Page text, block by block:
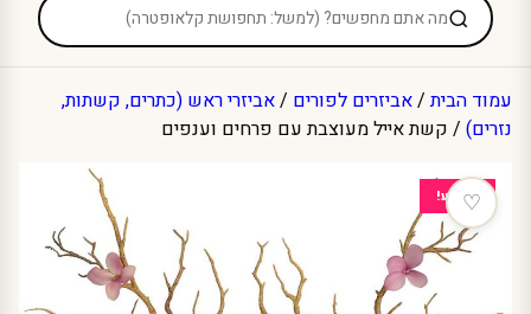
עמוד הבית/אביזרים לפורים /אביזרי ראש (כתרים, קשתות,
נזרים) / קשת אייל מעוצבת עם פרחים וענפים
מבצע!
♡